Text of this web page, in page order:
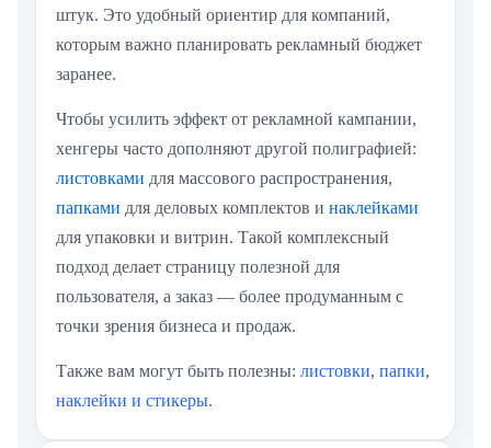
штук. Это удобный ориентир для компаний,
которым важно планировать рекламный бюджет
заранее.
Чтобы усилить эффект от рекламной кампании,
хенгеры часто дополняют другой полиграфией:
листовками для массового распространения,
папками для деловых комплектов и наклейками
для упаковки и витрин. Такой комплексный
подход делает страницу полезной для
пользователя, а заказ — более продуманным с
точки зрения бизнеса и продаж.
Также вам могут быть полезны: листовки, папки,
наклейки и стикеры.